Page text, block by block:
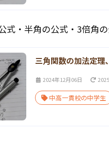
式・半角の公式・3倍角
三角関数の加法定
2024年12月06日
中高一貫校の中学生